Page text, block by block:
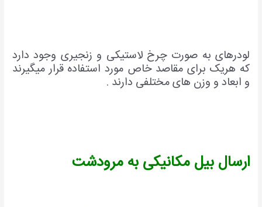
لودرهای به صورت چرخ لاستیکی و زنجیری وجود دارد
که هریک برای مقاصد خاص مورد استفاده قرار میگیرند
و ابعاد و وزن های مختلفی دارند .
ارسال بیل مکانیکی به مرودشت